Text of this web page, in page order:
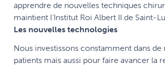
apprendre de nouvelles techniques
maintient l’Institut Roi Albert II de Saint-
Les nouvelles technologies
Nous investissons constamment dans
patients mais aussi pour faire avancer la